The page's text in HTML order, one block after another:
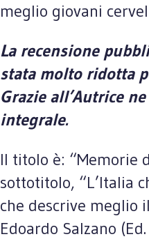
meglio giovani
La recensione
stata molto ridotta
Grazie all’Autrice
integrale.
Il titolo è: “Memorie
sottotitolo, “L’Italia
che descrive meglio
Edoardo Salzano